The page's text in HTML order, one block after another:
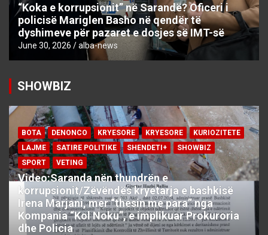
“Koka e korrupsionit” në Sarandë? Oficeri i
policisë Mariglen Basho në qendër të
dyshimeve për pazaret e dosjes së IMT-së
June 30, 2026 alba-news
SHOWBIZ
BOTA DENONCO KRYESORE KRYESORE
KURIOZITETE
LAJME
SATIRE POLITIKE SHENDETI+
SHOWBIZ
SPORT
VETING
Video:Saranda nën thundrën e
korrupsionit/Zëvëndës kryetarja e bashkisë
Irena Marjani, mer “thesin me para” nga
Kompania “Kol Noku”, e implikuar Prokuroria
dhe Policia